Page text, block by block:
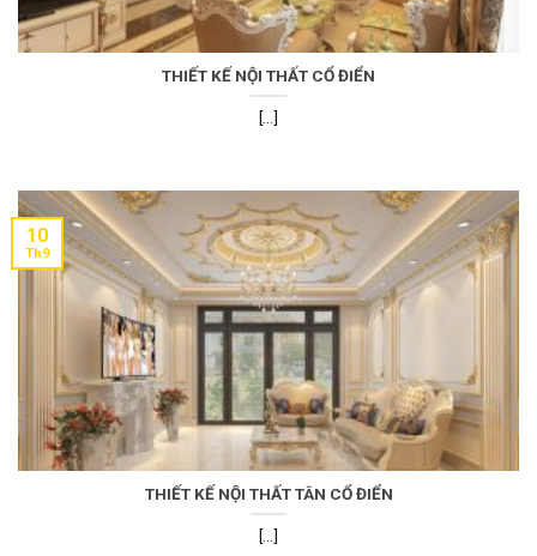
THIẾT KẾ NỘI THẤT CỔ ĐIỂN
[...]
THIẾT KẾ NỘI THẤT TÂN CỔ ĐIỂN
[...]
10
Th9